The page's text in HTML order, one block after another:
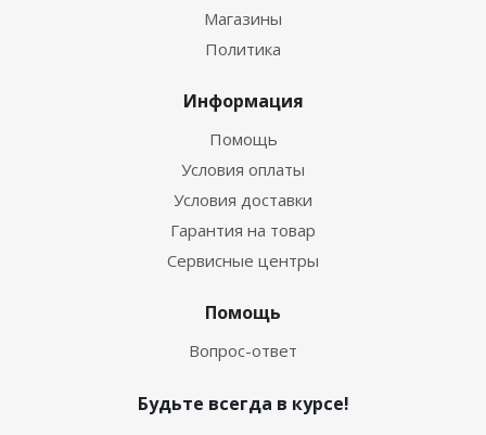
Магазины
Политика
Информация
Помощь
Условия оплаты
Условия доставки
Гарантия на товар
Сервисные центры
Помощь
Вопрос-ответ
Будьте всегда в курсе!